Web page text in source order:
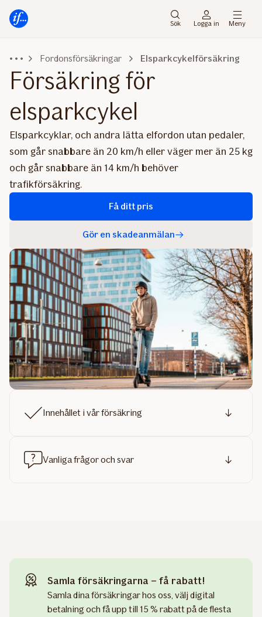
direkt
huvudmenyn
direkt
innehåll
Sök Logga in Meny
Fordonsförsäkringar Elsparkcykelförsäkring
Försäkring för
elsparkcykel
Elsparkcyklar, och andra lätta elfordon utan pedaler,
som går snabbare än 20 km/h eller väger mer än 25 kg
och går snabbare än 14 km/h behöver
trafikförsäkring.
Få ditt pris
Gör en skadeanmälan
Innehållet i vår försäkring
Vanliga frågor och svar
Samla försäkringarna – få rabatt!
Samla dina försäkringar hos oss, välj digital
betalning och få upp till 15 % rabatt på de flesta